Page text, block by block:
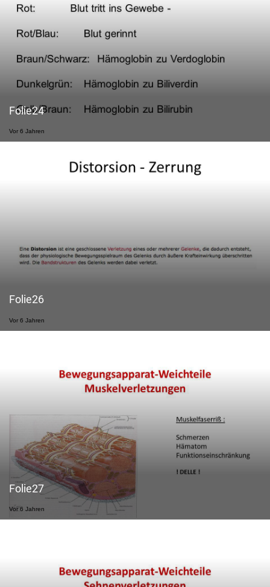
Folie24
Vor 6 Jahren
Folie26
Vor 6 Jahren
Folie27
Vor 6 Jahren